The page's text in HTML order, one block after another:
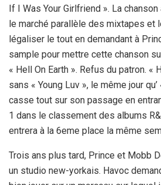
If I Was Your Girlfriend ». La
le marché parallèle des mixtapes et
légaliser le tout en demandant à
sample pour mettre cette chanson
« Hell On Earth ». Refus du patron. «
sans « Young Luv », le même jour
casse tout sur son passage en
1 dans le classement des albums
entrera à la 6eme place la même
Trois ans plus tard, Prince et Mobb
un studio new-yorkais. Havoc